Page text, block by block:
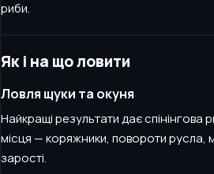
риби.
Як і на що ловити
Ловля щуки та окуня
Найкращі результати дає спінінгова
місця — коряжники, повороти русла,
зарості.